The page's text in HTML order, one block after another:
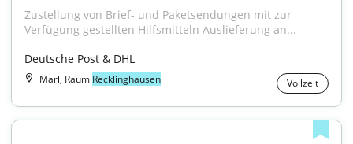
Zustellung von Brief- und Paketsendungen mit zur
Verfügung gestellten Hilfsmitteln Auslieferung an...
Deutsche Post & DHL
Marl, Raum Recklinghausen Vollzeit